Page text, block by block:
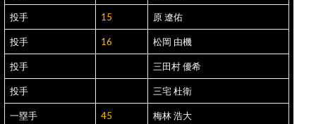
投手 15 原 遼佑
投手 16 松岡 由機
投手 三田村 優希
投手 三宅 杜衛
一塁手 45 梅林 浩大